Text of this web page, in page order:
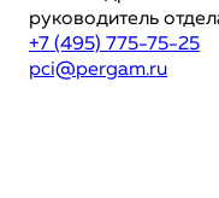
руководитель
+7 (495) 775-75-25
pci@pergam.ru